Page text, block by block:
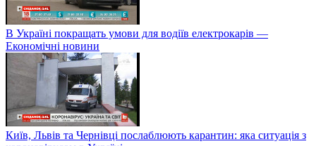
В Україні покращать умови для водіїв електрокарів —
Економічні новини
Київ, Львів та Чернівці послаблюють карантин: яка ситуація з